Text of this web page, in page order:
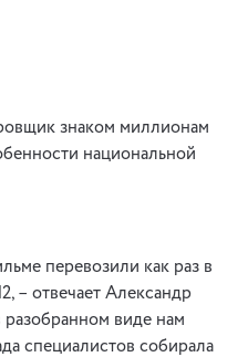
знаком миллионам
национальной
перевозили как раз в
– отвечает Александр
разобранном виде нам
специалистов собирала